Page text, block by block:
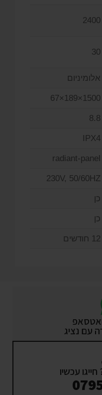
2400
30
אלומיניום
1500×189×67
8.8
IPX4
radiant-panel
230V, 50/60HZ
כן
כן
12 חודשים
עם נציג
עכשיו